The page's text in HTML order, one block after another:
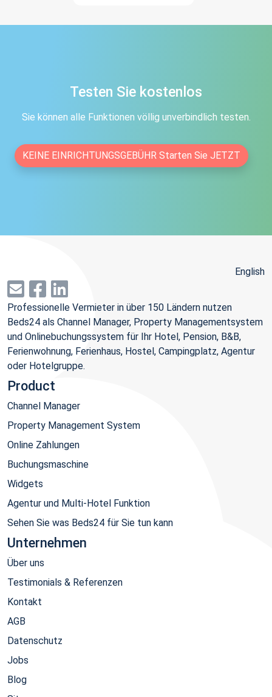
Testen Sie kostenlos
Sie können alle Funktionen völlig unverbindlich testen.
KEINE EINRICHTUNGSGEBÜHR Starten Sie JETZT
English
Professionelle Vermieter in über 150 Ländern nutzen
Beds24 als Channel Manager, Property Managementsystem
und Onlinebuchungssystem für Ihr Hotel, Pension, B&B,
Ferienwohnung, Ferienhaus, Hostel, Campingplatz, Agentur
oder Hotelgruppe.
Product
Channel Manager
Property Management System
Online Zahlungen
Buchungsmaschine
Widgets
Agentur und Multi-Hotel Funktion
Sehen Sie was Beds24 für Sie tun kann
Unternehmen
Über uns
Testimonials & Referenzen
Kontakt
AGB
Datenschutz
Jobs
Blog